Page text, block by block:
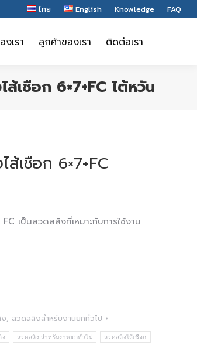
ไทย English Knowledge FAQ
งเรา ลูกค้าของเรา ติดต่อเรา
เชือก 6×7+FC ไต้หวัน
เชือก 6×7+FC
เป็นลวดสลิงที่เหมาะกับการใช้งาน
, ลวดสลิงสำหรับงานยกทั่วไป
ง ลวดสลิง สำหรับงานยกทั่วไป ลวดสลิงไส้เชือก